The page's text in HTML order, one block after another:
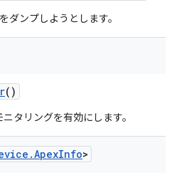
ダンプしようとします。
()
タリングを有効にします。
.ApexInfo>